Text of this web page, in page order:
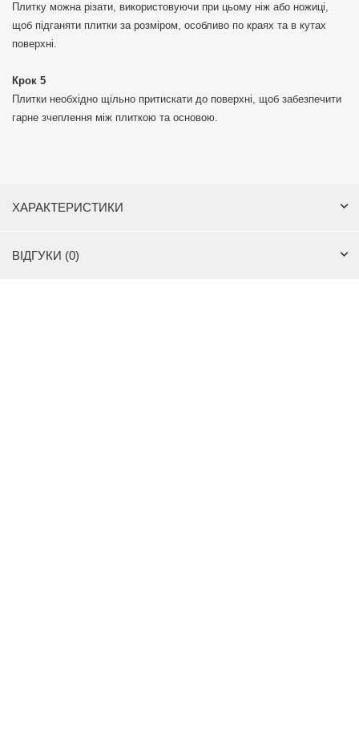
Плитку можна різати, використовуючи при цьому ніж або ножиці,
щоб підганяти плитки за розміром, особливо по краях та в кутах
поверхні.
Крок 5
Плитки необхідно щільно притискати до поверхні, щоб забезпечити
гарне зчеплення між плиткою та основою.
ХАРАКТЕРИСТИКИ
ВІДГУКИ (0)